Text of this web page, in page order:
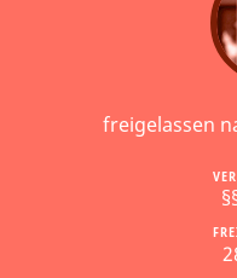
freigelassen